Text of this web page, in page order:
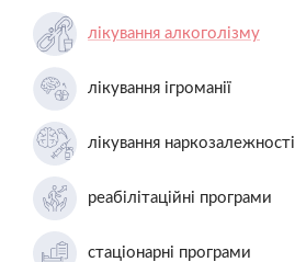
лікування алкоголізму
лікування ігроманії
лікування наркозалежності
реабілітаційні програми
стаціонарні програми